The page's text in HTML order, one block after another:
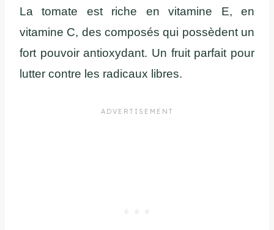
La tomate est riche en vitamine E, en
vitamine C, des composés qui possèdent un
fort pouvoir antioxydant. Un fruit parfait pour
lutter contre les radicaux libres.